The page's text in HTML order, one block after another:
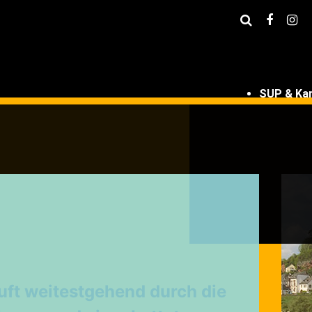
SUP &
weitestgehend durch die